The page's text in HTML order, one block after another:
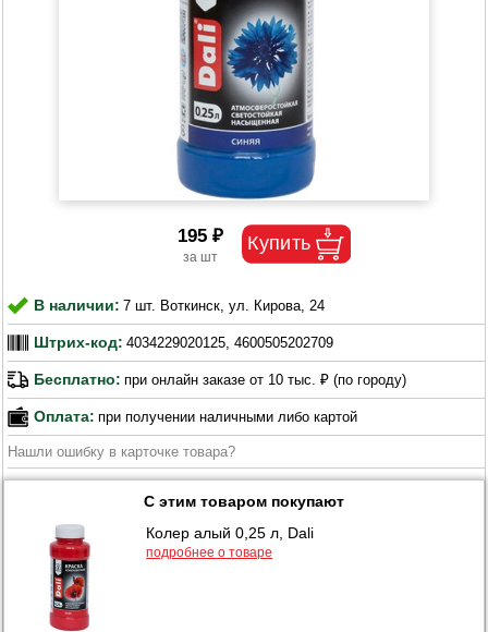
195 ₽
В наличии: 7 шт. Воткинск, ул. Кирова, 24
Штрих-код: 4034229020125, 4600505202709
Бесплатно: при онлайн заказе от 10 тыс. ₽ (по городу)
Оплата: при получении наличными либо картой
Нашли ошибку в карточке товара?
С этим товаром покупают
Колер алый 0,25 л, Dali
подробнее о товаре